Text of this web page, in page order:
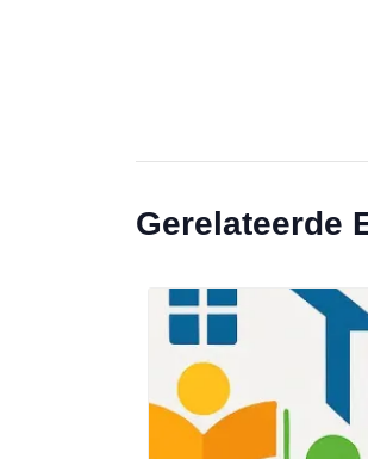
Gerelateerde